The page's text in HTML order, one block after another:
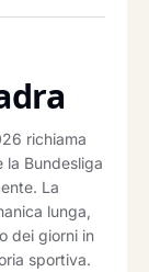
richiama
la Bundesliga
La
lunga,
dei giorni in
sportiva.